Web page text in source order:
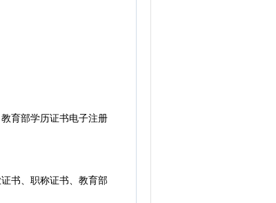
育部学历证书电子注册
书、职称证书、教育部